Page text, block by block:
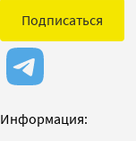
Подписаться
Информация: